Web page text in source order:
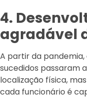
4.
agradável
A partir da
sucedidos passaram
localização física,
cada funcionário é